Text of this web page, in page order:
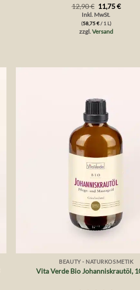
Bewertet
mit
von
5
12,90€ Ursprünglicher
Preis
war:
12,90 €
11,75€
Inkl. MwSt.
(58,75€/ 1 L)
zzgl. Versand
BEAUTY - NATURKOSMETIK
Vita Verde Bio Johanniskrautöl,